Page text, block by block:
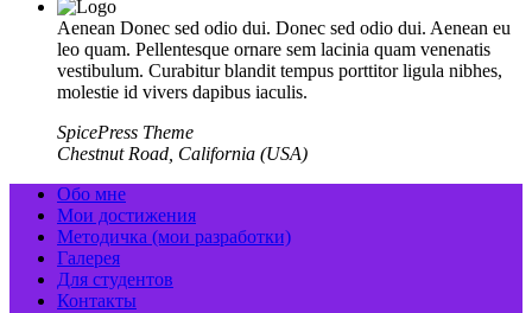
Aenean Donec sed odio dui. Donec sed odio dui. Aenean eu
leo quam. Pellentesque ornare sem lacinia quam venenatis
vestibulum. Curabitur blandit tempus porttitor ligula nibhes,
molestie id vivers dapibus iaculis.
SpicePress Theme
Chestnut Road, California (USA)
Обо мне
Мои достижения
Методичка (мои разработки)
Галерея
Для студентов
Контакты